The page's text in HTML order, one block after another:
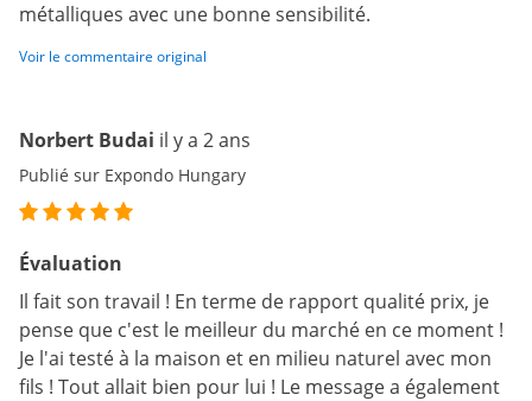
métalliques avec une bonne sensibilité.
Voir le commentaire original
Norbert Budai il y a 2 ans
Publié sur Expondo Hungary
Évaluation
Il fait son travail ! En terme de rapport qualité prix, je
pense que c'est le meilleur du marché en ce moment !
Je l'ai testé à la maison et en milieu naturel avec mon
fils ! Tout allait bien pour lui ! Le message a également